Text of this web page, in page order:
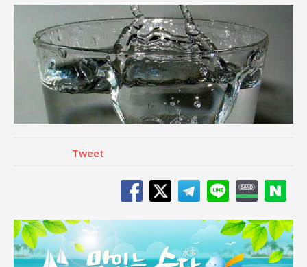
현”
김종대, “현대전, 강한 군대도 약해질 수 있다”
이홍원 작가, 생활문화상품 4종 판매
Tweet